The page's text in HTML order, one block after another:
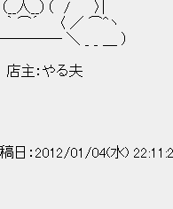
/ 〉| ……昼
⌒^ヽ
_ ＿ ）
夫
日：2012/01/04(水)